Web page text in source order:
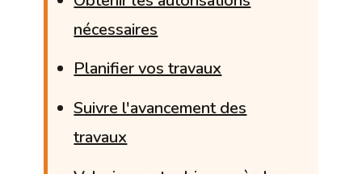
nécessaires
Planifier vos travaux
Suivre l'avancement des
travaux